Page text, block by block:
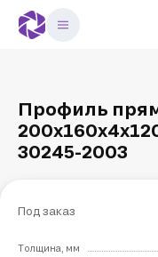
Профиль
30245-2003
Под заказ
Толщина, мм